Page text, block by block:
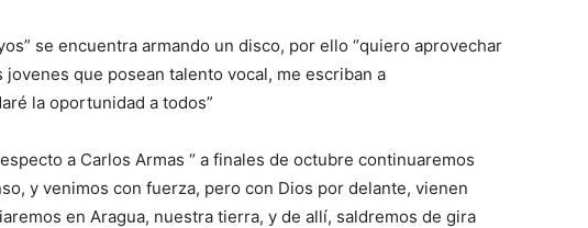
se encuentra armando un disco, por ello “quiero aprovechar
que posean talento vocal, me escriban a
la oportunidad a todos”
a Carlos Armas “ a finales de octubre continuaremos
y venimos con fuerza, pero con Dios por delante, vienen
en Aragua, nuestra tierra, y de allí, saldremos de gira